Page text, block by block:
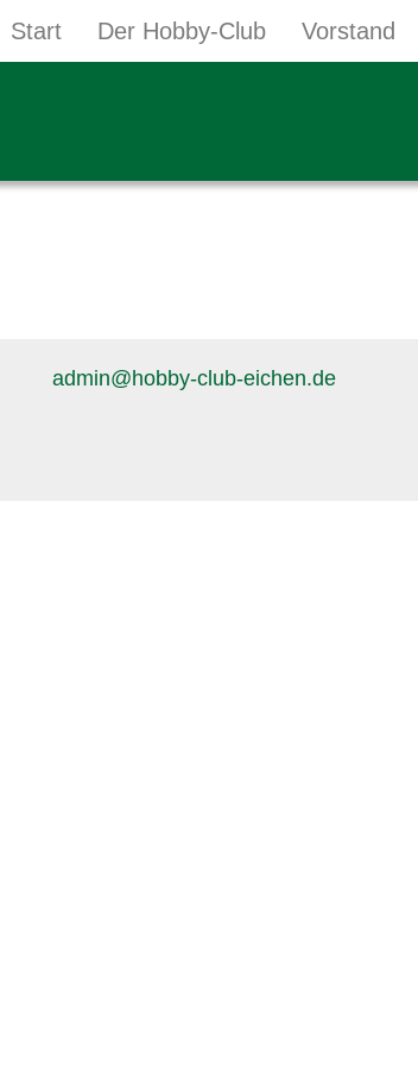
Start Der Hobby-Club Vorstand
admin@hobby-club-eichen.de